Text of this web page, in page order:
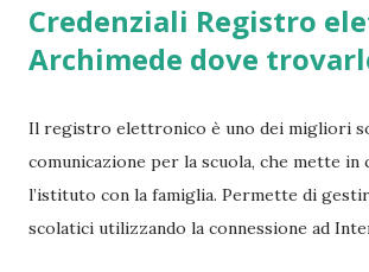
Credenziali Registro
Archimede dove
Il registro elettronico è uno dei migliori
comunicazione per la scuola, che mette in
l’istituto con la famiglia. Permette di
scolatici utilizzando la connessione ad